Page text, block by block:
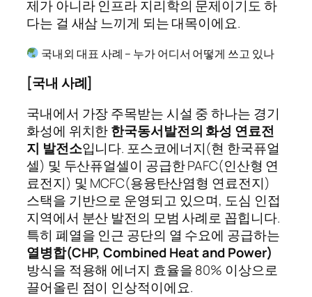
제가 아니라 인프라 지리학의 문제이기도 하
다는 걸 새삼 느끼게 되는 대목이에요.
국내외 대표 사례 – 누가 어디서 어떻게 쓰고 있나
[국내 사례]
국내에서 가장 주목받는 시설 중 하나는 경기
화성에 위치한한국동서발전의 화성 연료전
지 발전소입니다. 포스코에너지(현 한국퓨얼
셀) 및 두산퓨얼셀이 공급한 PAFC(인산형 연
료전지) 및 MCFC(용융탄산염형 연료전지)
스택을 기반으로 운영되고 있으며, 도심 인접
지역에서 분산 발전의 모범 사례로 꼽힙니다.
특히 폐열을 인근 공단의 열 수요에 공급하는
열병합(CHP, Combined Heat and Power)
방식을 적용해 에너지 효율을 80% 이상으로
끌어올린 점이 인상적이에요.